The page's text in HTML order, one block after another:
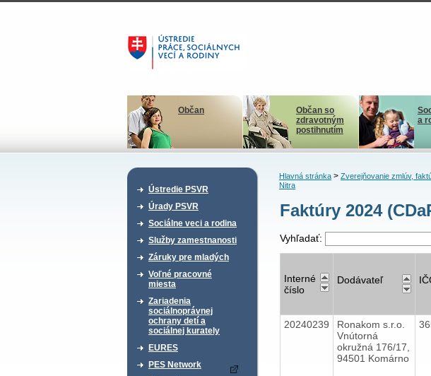
Občan
Občan so
zdravotným
postihnutím
a
Ústredie PSVR
Úrady PSVR
Sociálne veci a rodina
Služby zamestnanosti
Záruky pre mladých
Voľné pracovné
miesta
Zariadenia
sociálnoprávnej
ochrany detí a
sociálnej kurately
EURES
PES Network
Hlavná stránka> Zverejňovanie zmlúv,
Nitra
Faktúry 2024
Vyhľadať:
Interné
číslo
Dodávateľ
20240239
Ronakom s.r.o.
Vnútorná
okružná 176/17,
94501 Komárno